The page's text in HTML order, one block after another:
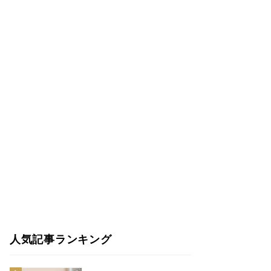
人気記事ランキング